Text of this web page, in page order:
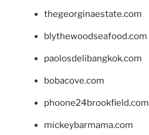
thegeorginaestate.com
blythewoodseafood.com
paolosdelibangkok.com
bobacove.com
phoone24brookfield.com
mickeybarmama.com